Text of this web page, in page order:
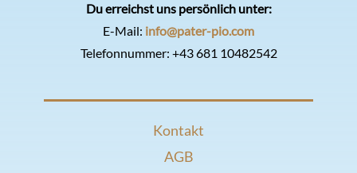
Du erreichst uns persönlich unter:
E-Mail: info@pater-pio.com
Telefonnummer: +43 681 10482542
Kontakt
AGB